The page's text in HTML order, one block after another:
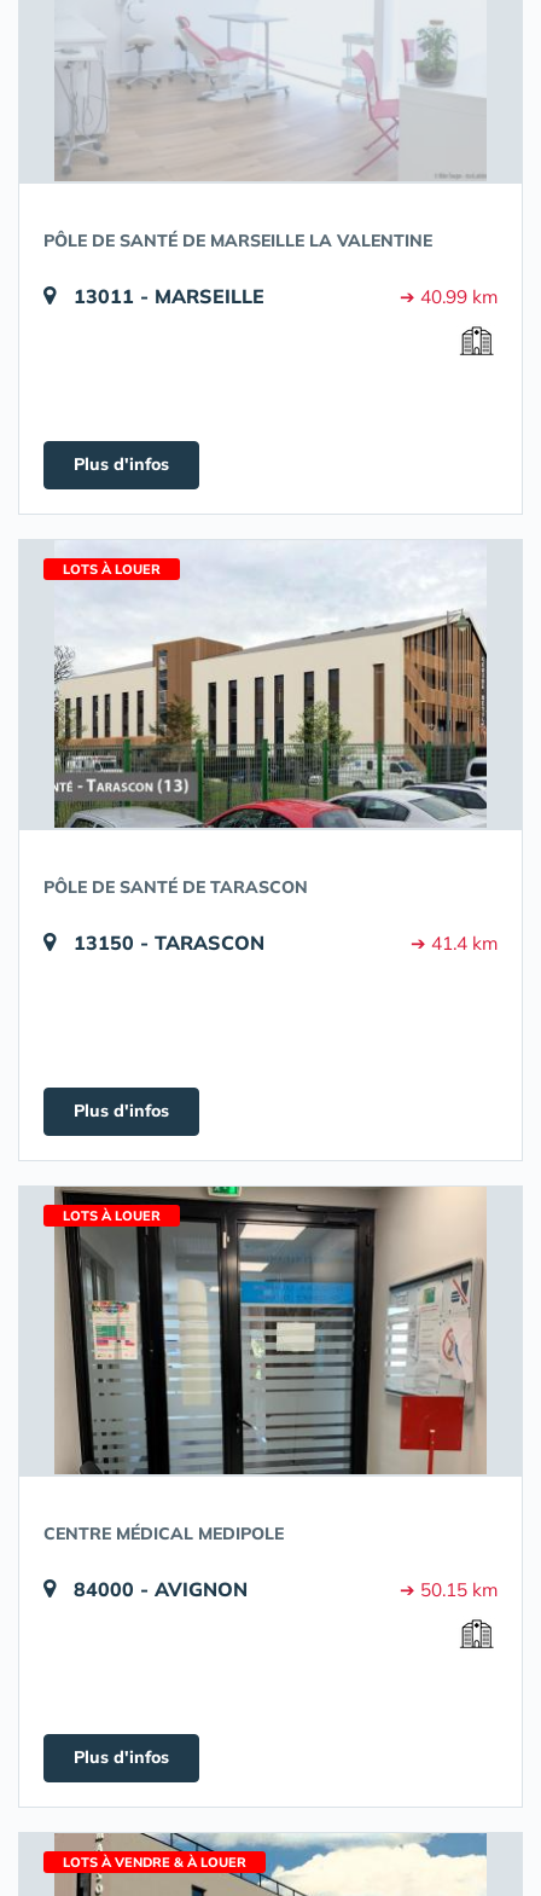
PÔLE DE SANTÉ DE MARSEILLE LA VALENTINE
13011 - MARSEILLE ➔ 40.99 km
Plus d'infos
LOTS À LOUER
PÔLE DE SANTÉ DE TARASCON
13150 - TARASCON ➔ 41.4 km
Plus d'infos
LOTS À LOUER
CENTRE MÉDICAL MEDIPOLE
84000 - AVIGNON ➔ 50.15 km
Plus d'infos
LOTS À VENDRE & À LOUER